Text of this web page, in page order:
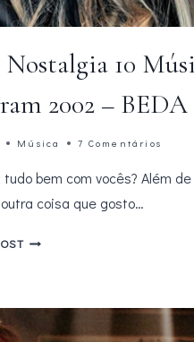
Nostalgia 10
2002 – BEDA
Música 7 Comentários
tudo bem com vocês? Além
coisa que gosto…
SESSÃO